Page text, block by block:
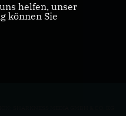
helfen, unser
können Sie